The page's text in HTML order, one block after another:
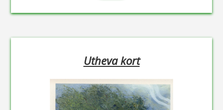
Utheva kort